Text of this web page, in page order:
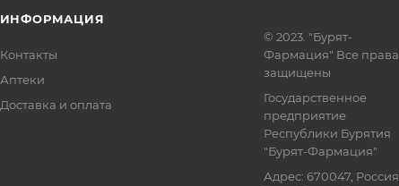
ИНФОРМАЦИЯ
Контакты
Аптеки
Доставка и оплата
© 2023. "Бурят-
Фармация" Все права
защищены
Государственное
предприятие
Республики Бурятия
"Бурят-Фармация"
Адрес: 670047, Россия,